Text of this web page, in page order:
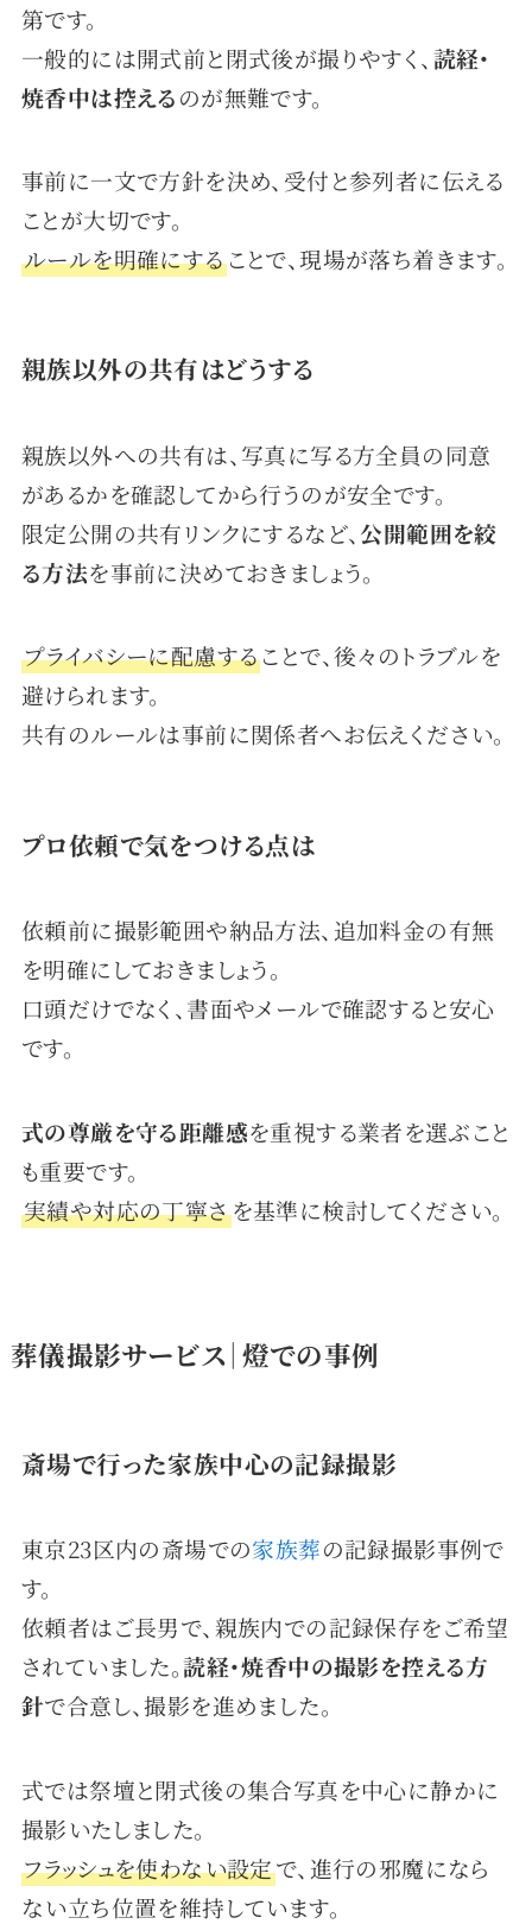
第です。
一般的には開式前と閉式後が撮りやすく、 読経・
焼香中は控えるのが無難です。
事前に一文で方針を決め、受付と参列者に伝える
ことが大切です。
ルールを明確にすることで、現場が落ち着きます。
親族以外の共有はどうする
親族以外への共有は、写真に写る方全員の同意
があるかを確認してから行うのが安全です。
限定公開の共有リンクにするなど、公開範囲を絞
る方法を事前に決めておきましょう。
プライバシーに配慮することで、後々のトラブルを
避けられます。
共有のルールは事前に関係者へお伝えください。
プロ依頼で気をつける点は
依頼前に撮影範囲や納品方法、追加料金の有無
を明確にしておきましょう。
口頭だけでなく、書面やメールで確認すると安心
です。
式の尊厳を守る距離感を重視する業者を選ぶこと
も重要です。
実績や対応の丁寧さを基準に検討してください。
葬儀撮影サービス｜燈での事例
斎場で行った家族中心の記録撮影
東京23区内の斎場での家族葬の記録撮影事例で
す。
依頼者はご長男で、親族内での記録保存をご希望
されていました。読経・焼香中の撮影を控える方
針で合意し、撮影を進めました。
式では祭壇と閉式後の集合写真を中心に静かに
撮影いたしました。
フラッシュを使わない設定で、進行の邪魔になら
ない立ち位置を維持しています。